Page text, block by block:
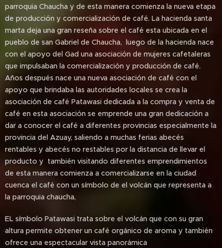
parroquia Chaucha y de esta manera comienza la nueva etapa
de producción y comercialización de café. La hacienda santa
marta deja una gran reseña sobre el café esta ubicada en el
pueblo de san Gabriel de Chaucha, luego de la hacienda nace
con el apoyo del Gad una asociación de mujeres cafetaleras
que impulsaban la comercialización y producción de café.
Años después nace una nueva asociación de café con el
apoyo que brindaba las autoridades locales se crea la
asociación de café Patawasi dedicada a la compra y venta de
café en esta asociación se emprende una gran dedicación a
dar a conocer el café a diferentes provincias especialmente la
provincia del Azuay, saliendo a muchas ferias abecés
rentables y abecés no restables por la distancia de llevar el
producto y también visitando diferentes emprendimientos
de esta manera comienza a comercializarse en la ciudad
cuenca el café con un símbolo de el volcán que representa a
la parroquia chaucha,
EL símbolo Patawasi trata sobre el volcán que con su gran
altura permite obtener un café orgánico de aroma y también
ofrece una espectacular vista panorámica